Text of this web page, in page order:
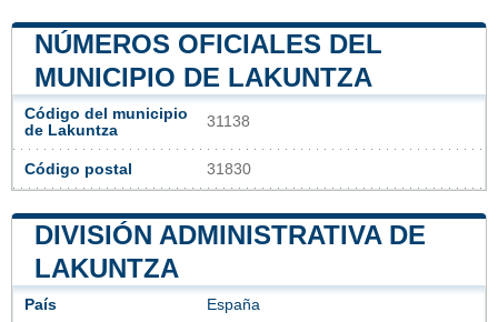
NÚMEROS OFICIALES DEL
MUNICIPIO DE LAKUNTZA
Código del municipio
de Lakuntza
31138
Código postal 31830
DIVISIÓN ADMINISTRATIVA DE
LAKUNTZA
País España